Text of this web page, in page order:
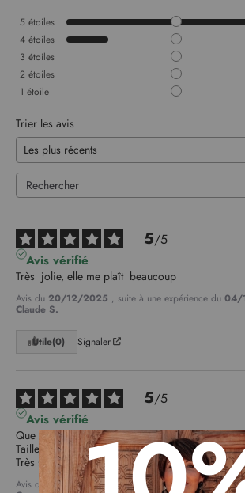
5 étoiles
4 étoiles
3 étoiles
2 étoiles
1 étoile
Trier les avis
5/5
Avis vérifié
Très  jolie, elle me plaît  beaucoup
Avis du 20/12/2025 , suite à une expérience du 04/
Claude S.
Utile(0) Signaler
5/5
Avis vérifié
Que du positif,
Taille,qualité impeccable.
Très satisfaite.
Avis du 09/12/2025 , suite à une expérience du